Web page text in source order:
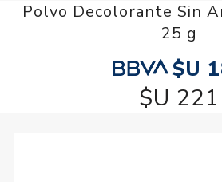
Polvo Decolorante Sin
25 g
$U
$U 221